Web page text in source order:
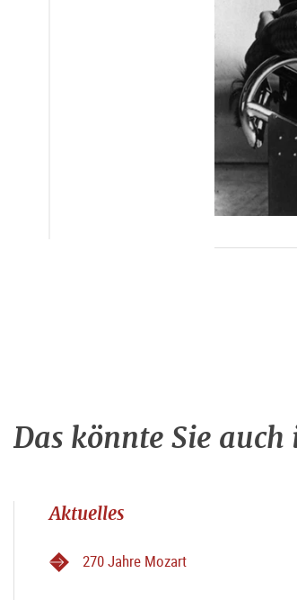
Das könnte Sie
Aktuelles
270 Jahre Mozart